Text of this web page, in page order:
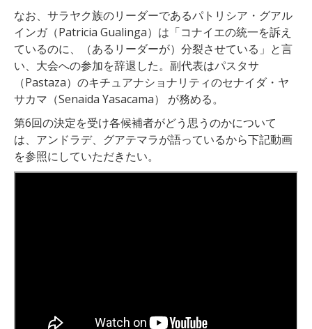
なお、サラヤク族のリーダーであるパトリシア・グアル
インガ（Patricia Gualinga）は「コナイエの統一を訴え
ているのに、（あるリーダーが）分裂させている」と言
い、大会への参加を辞退した。副代表はパスタサ
（Pastaza）のキチュアナショナリティのセナイダ・ヤ
サカマ（Senaida Yasacama） が務める。
第6回の決定を受け各候補者がどう思うのかについて
は、アンドラデ、グアテマラが語っているから下記動画
を参照にしていただきたい。